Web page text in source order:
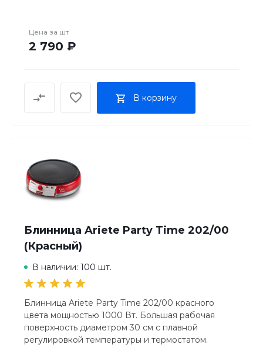
Цена за шт
2 790 ₽
В корзину
Блинница Ariete Party Time 202/00
(Красный)
В наличии: 100 шт.
Блинница Ariete Party Time 202/00 красного
цвета мощностью 1000 Вт. Большая рабочая
поверхность диаметром 30 см с плавной
регулировкой температуры и термостатом.